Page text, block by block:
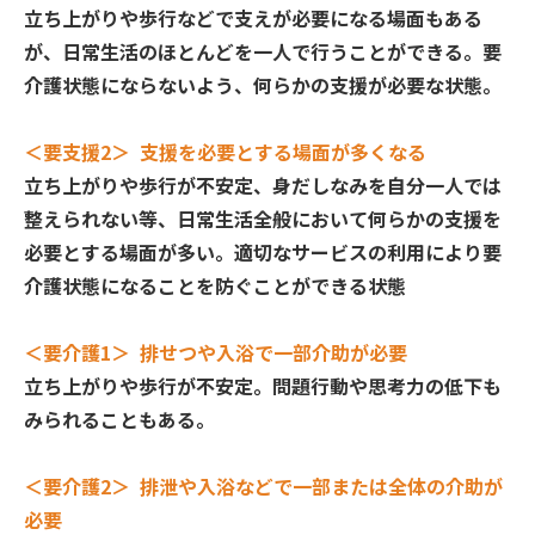
立ち上がりや歩行などで支えが必要になる場面もある
が、日常生活のほとんどを一人で行うことができる。要
介護状態にならないよう、何らかの支援が必要な状態。
＜要支援2＞ 支援を必要とする場面が多くなる
立ち上がりや歩行が不安定、身だしなみを自分一人では
整えられない等、日常生活全般において何らかの支援を
必要とする場面が多い。適切なサービスの利用により要
介護状態になることを防ぐことができる状態
＜要介護1＞ 排せつや入浴で一部介助が必要
立ち上がりや歩行が不安定。問題行動や思考力の低下も
みられることもある。
＜要介護2＞ 排泄や入浴などで一部または全体の介助が
必要